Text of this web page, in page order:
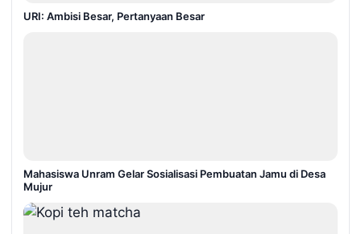
URI: Ambisi Besar, Pertanyaan Besar
Mahasiswa Unram Gelar Sosialisasi Pembuatan Jamu di Desa
Mujur